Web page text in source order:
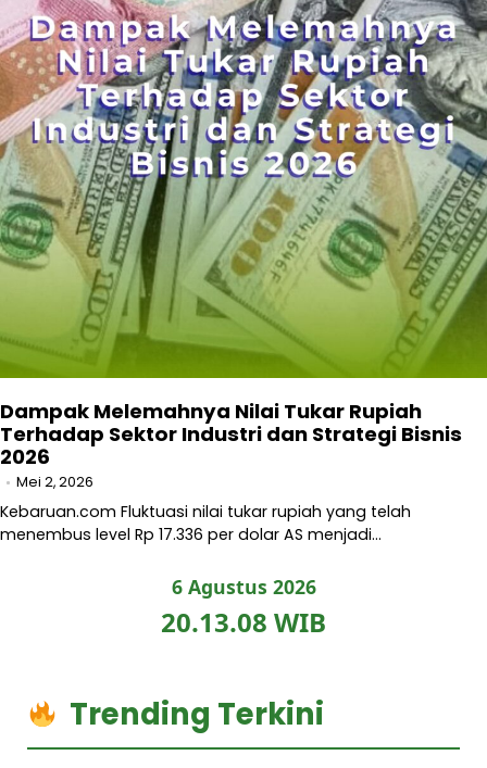
Dampak Melemahnya Nilai Tukar Rupiah
Terhadap Sektor Industri dan Strategi Bisnis
2026
Mei 2, 2026
Kebaruan.com Fluktuasi nilai tukar rupiah yang telah
menembus level Rp 17.336 per dolar AS menjadi…
6 Agustus 2026
20.13.09 WIB
Trending Terkini